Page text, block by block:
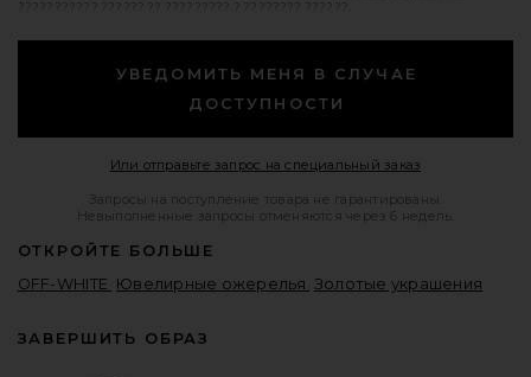
УВЕДОМИТЬ МЕНЯ В СЛУЧАЕ
ДОСТУПНОСТИ
Или отправьте запрос на специальный заказ
Запросы на поступление товара не гарантированы.
Невыполненные запросы отменяются через 6 недель.
ОТКРОЙТЕ БОЛЬШЕ
OFF-WHITE Ювелирные ожерелья Золотые украшения
ЗАВЕРШИТЬ ОБРАЗ